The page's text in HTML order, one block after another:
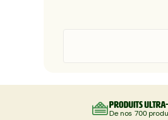
Produits
De nos 700